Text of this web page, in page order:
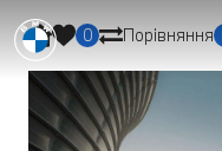
0 Порівняння